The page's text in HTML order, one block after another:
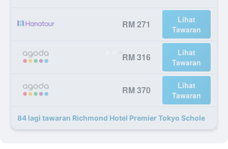
RM 271
Lihat
Tawaran
RM 316
Lihat
Tawaran
RM 370
Lihat
Tawaran
84 lagi tawaran Richmond Hotel Premier Tokyo Schole